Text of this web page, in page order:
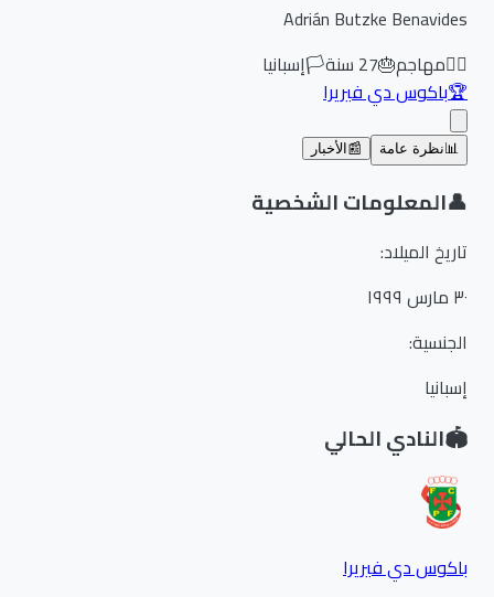
Adrián Butzke Benavides
مهاجم🎂
27سنة🏳️إسبانيا
باكوس دي فيريرا
نظرة عامة 📰 الأخبار
المعلومات الشخصية
تاريخ الميلاد:
الجنسية:
إسبانيا
النادي الحالي
باكوس دي فيريرا